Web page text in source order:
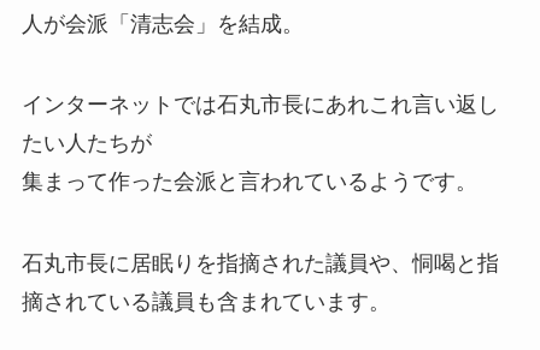
人が会派「清志会」を結成。
インターネットでは石丸市長にあれこれ言い返し
たい人たちが
集まって作った会派と言われているようです。
石丸市長に居眠りを指摘された議員や、恫喝と指
摘されている議員も含まれています。